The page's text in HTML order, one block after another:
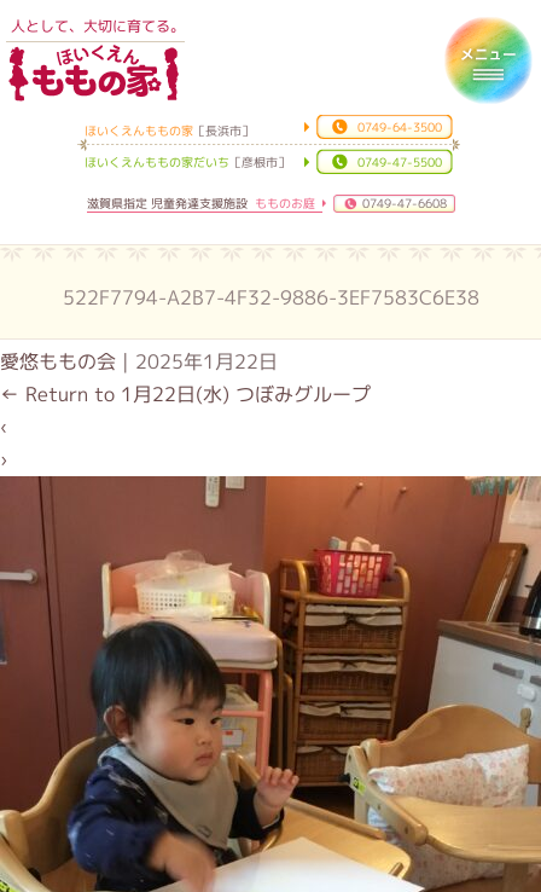
人として、大切に育てる。
ほいくえんももの家 ［長浜市］ 0749-64-3500
ほいくえんももの家だいち ［彦根市］ 0749-47-5500
滋賀県指定 児童発達支援施設もものお庭 0749-47-6608
522F7794-A2B7-4F32-9886-3EF7583C6E38
愛悠ももの会 | 2025年1月22日
← Return to 1月22日(水) つぼみグループ
‹
›